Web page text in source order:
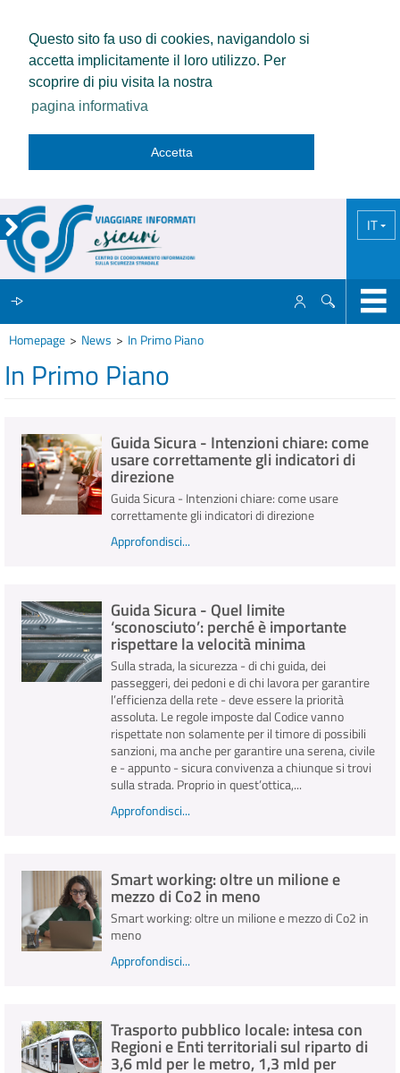
Questo sito fa uso di cookies, navigandolo si
accetta implicitamente il loro utilizzo. Per
scoprire di piu visita la nostra
pagina informativa
Accetta
IT
IL CCISS
INFO E MEDIA
IN VIAGGIO
Homepage News In Primo Piano
In Primo Piano
Guida Sicura - Intenzioni chiare: come
usare correttamente gli indicatori di
direzione
Guida Sicura - Intenzioni chiare: come usare
correttamente gli indicatori di direzione
Approfondisci...
Guida Sicura - Quel limite
‘sconosciuto’: perché è importante
rispettare la velocità minima
Sulla strada, la sicurezza - di chi guida, dei
passeggeri, dei pedoni e di chi lavora per garantire
l’efficienza della rete - deve essere la priorità
assoluta. Le regole imposte dal Codice vanno
rispettate non solamente per il timore di possibili
sanzioni, ma anche per garantire una serena, civile
e - appunto - sicura convivenza a chiunque si trovi
sulla strada. Proprio in quest’ottica,...
Approfondisci...
Smart working: oltre un milione e
mezzo di Co2 in meno
Smart working: oltre un milione e mezzo di Co2 in
meno
Approfondisci...
Trasporto pubblico locale: intesa con
Regioni e Enti territoriali sul riparto di
3,6 mld per le metro, 1,3 mld per